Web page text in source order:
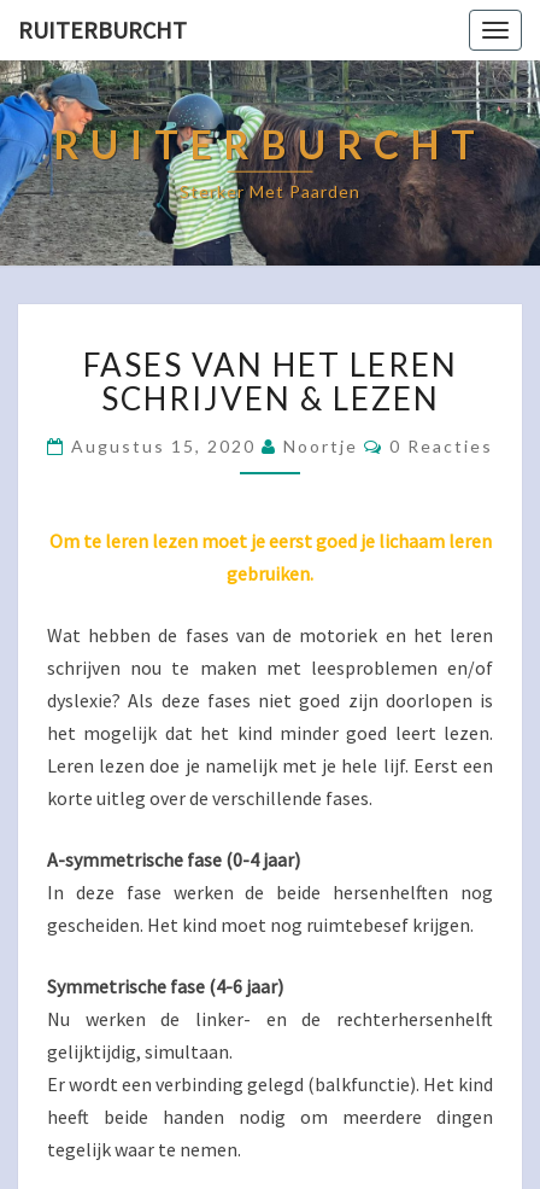
RUITERBURCHT
RUITERBURCHT
Sterker Met Paarden
VAN
HET
LEREN
SCHRIJVEN
&
FASES VAN HET LEREN
SCHRIJVEN & LEZEN
Augustus 15, 2020 Noortje Reacties
0 Reacties
Om te leren lezen moet je eerst goed je lichaam leren
gebruiken.
Wat hebben de fases van de motoriek en het leren
schrijven nou te maken met leesproblemen en/of
dyslexie? Als deze fases niet goed zijn doorlopen is
het mogelijk dat het kind minder goed leert lezen.
Leren lezen doe je namelijk met je hele lijf. Eerst een
korte uitleg over de verschillende fases.
A-symmetrische fase (0-4 jaar)
In deze fase werken de beide hersenhelften nog
gescheiden. Het kind moet nog ruimtebesef krijgen.
Symmetrische fase (4-6 jaar)
Nu werken de linker- en de rechterhersenhelft
gelijktijdig, simultaan.
Er wordt een verbinding gelegd (balkfunctie). Het kind
heeft beide handen nodig om meerdere dingen
tegelijk waar te nemen.